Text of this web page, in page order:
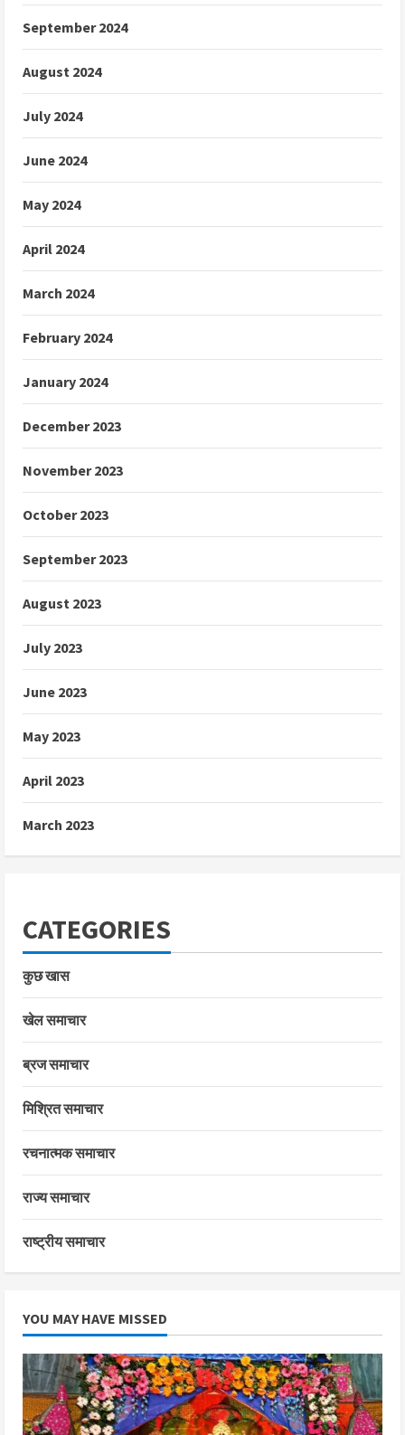
September 2024
August 2024
July 2024
June 2024
May 2024
April 2024
March 2024
February 2024
January 2024
December 2023
November 2023
October 2023
September 2023
August 2023
July 2023
June 2023
May 2023
April 2023
March 2023
CATEGORIES
कुछ खास
खेल समाचार
ब्रज समाचार
मिश्रित समाचार
रचनात्मक समाचार
राज्य समाचार
राष्ट्रीय समाचार
YOU MAY HAVE MISSED